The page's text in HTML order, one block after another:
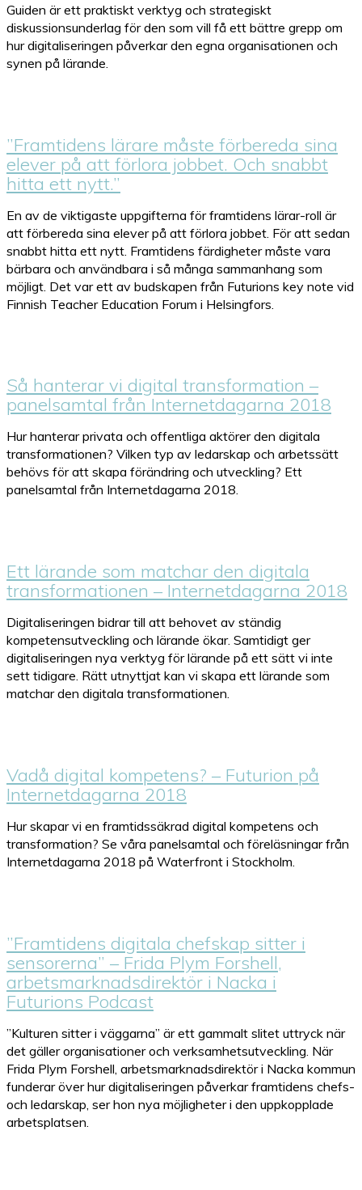
Guiden är ett praktiskt verktyg och strategiskt
diskussionsunderlag för den som vill få ett bättre grepp om
hur digitaliseringen påverkar den egna organisationen och
synen på lärande.
”Framtidens lärare måste förbereda sina
elever på att förlora jobbet. Och snabbt
hitta ett nytt.”
En av de viktigaste uppgifterna för framtidens lärar-roll är
att förbereda sina elever på att förlora jobbet. För att sedan
snabbt hitta ett nytt. Framtidens färdigheter måste vara
bärbara och användbara i så många sammanhang som
möjligt. Det var ett av budskapen från Futurions key note vid
Finnish Teacher Education Forum i Helsingfors.
Så hanterar vi digital transformation –
panelsamtal från Internetdagarna 2018
Hur hanterar privata och offentliga aktörer den digitala
transformationen? Vilken typ av ledarskap och arbetssätt
behövs för att skapa förändring och utveckling? Ett
panelsamtal från Internetdagarna 2018.
Ett lärande som matchar den digitala
transformationen – Internetdagarna 2018
Digitaliseringen bidrar till att behovet av ständig
kompetensutveckling och lärande ökar. Samtidigt ger
digitaliseringen nya verktyg för lärande på ett sätt vi inte
sett tidigare. Rätt utnyttjat kan vi skapa ett lärande som
matchar den digitala transformationen.
Vadå digital kompetens? – Futurion på
Internetdagarna 2018
Hur skapar vi en framtidssäkrad digital kompetens och
transformation? Se våra panelsamtal och föreläsningar från
Internetdagarna 2018 på Waterfront i Stockholm.
”Framtidens digitala chefskap sitter i
sensorerna” – Frida Plym Forshell,
arbetsmarknadsdirektör i Nacka i
Futurions Podcast
”Kulturen sitter i väggarna” är ett gammalt slitet uttryck när
det gäller organisationer och verksamhetsutveckling. När
Frida Plym Forshell, arbetsmarknadsdirektör i Nacka kommun
funderar över hur digitaliseringen påverkar framtidens chefs-
och ledarskap, ser hon nya möjligheter i den uppkopplade
arbetsplatsen.